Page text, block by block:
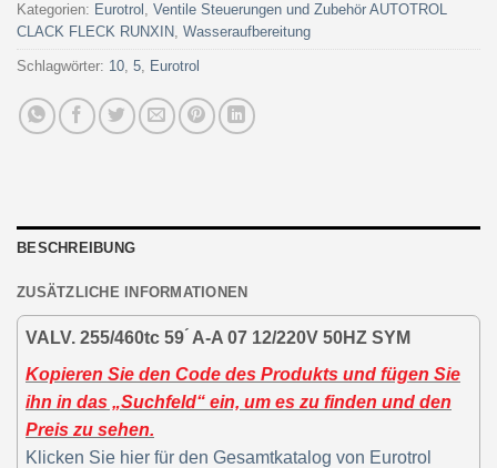
Kategorien: Eurotrol , Ventile Steuerungen und Zubehör AUTOTROL
CLACK FLECK RUNXIN, Wasseraufbereitung
Schlagwörter: 10, 5, Eurotrol
BESCHREIBUNG
ZUSÄTZLICHE INFORMATIONEN
VALV. 255/460tc 59 ́ A-A 07 12/220V 50HZ SYM
Kopieren Sie den Code des Produkts und fügen Sie
ihn in das „Suchfeld“ ein, um es zu finden und den
Preis zu sehen.
Klicken Sie hier für den Gesamtkatalog von Eurotrol